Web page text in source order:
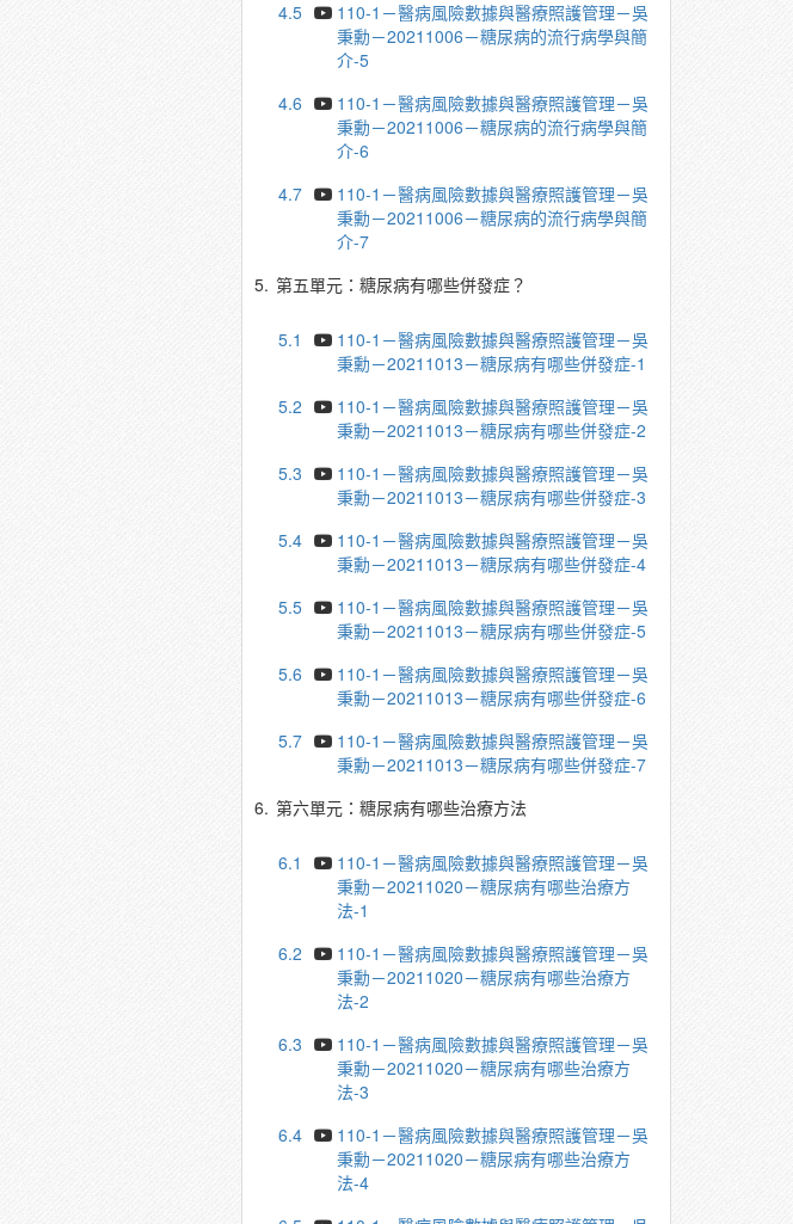
4.5
110-1－醫病風險數據與醫療照護管理－吳
秉勳－20211006－糖尿病的流行病學與簡
介-5
4.6
110-1－醫病風險數據與醫療照護管理－吳
秉勳－20211006－糖尿病的流行病學與簡
介-6
4.7
110-1－醫病風險數據與醫療照護管理－吳
秉勳－20211006－糖尿病的流行病學與簡
介-7
5. 第五單元：糖尿病有哪些併發症？
5.1
110-1－醫病風險數據與醫療照護管理－吳
秉勳－20211013－糖尿病有哪些併發症-1
5.2
110-1－醫病風險數據與醫療照護管理－吳
秉勳－20211013－糖尿病有哪些併發症-2
5.3
110-1－醫病風險數據與醫療照護管理－吳
秉勳－20211013－糖尿病有哪些併發症-3
5.4
110-1－醫病風險數據與醫療照護管理－吳
秉勳－20211013－糖尿病有哪些併發症-4
5.5
110-1－醫病風險數據與醫療照護管理－吳
秉勳－20211013－糖尿病有哪些併發症-5
5.6
110-1－醫病風險數據與醫療照護管理－吳
秉勳－20211013－糖尿病有哪些併發症-6
5.7
110-1－醫病風險數據與醫療照護管理－吳
秉勳－20211013－糖尿病有哪些併發症-7
6. 第六單元：糖尿病有哪些治療方法
6.1
110-1－醫病風險數據與醫療照護管理－吳
秉勳－20211020－糖尿病有哪些治療方
法-1
6.2
110-1－醫病風險數據與醫療照護管理－吳
秉勳－20211020－糖尿病有哪些治療方
法-2
6.3
110-1－醫病風險數據與醫療照護管理－吳
秉勳－20211020－糖尿病有哪些治療方
法-3
6.4
110-1－醫病風險數據與醫療照護管理－吳
秉勳－20211020－糖尿病有哪些治療方
法-4